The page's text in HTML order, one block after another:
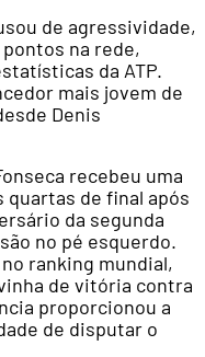
de agressividade,
na rede,
da ATP.
mais jovem de
Denis
recebeu uma
quartas de final após
da segunda
no pé esquerdo.
ranking mundial,
de vitória contra
proporcionou a
de disputar o